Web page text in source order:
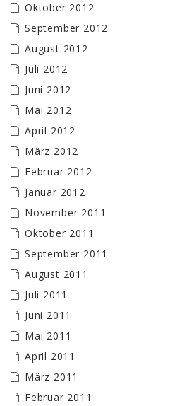
Oktober 2012
September 2012
August 2012
Juli 2012
Juni 2012
Mai 2012
April 2012
März 2012
Februar 2012
Januar 2012
November 2011
Oktober 2011
September 2011
August 2011
Juli 2011
Juni 2011
Mai 2011
April 2011
März 2011
Februar 2011